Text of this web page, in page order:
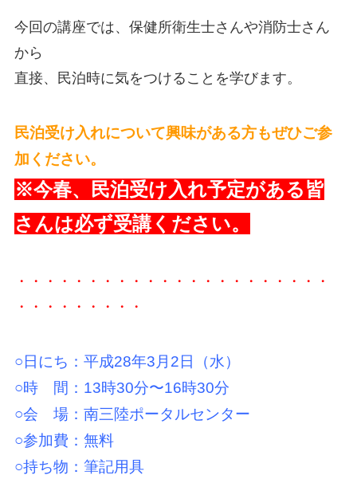
今回の講座では、保健所衛生士さんや消防士さん
から
直接、民泊時に気をつけることを学びます。
民泊受け入れについて興味がある方もぜひご参
加ください。
※今春、民泊受け入れ予定がある皆
さんは必ず受講ください。
・・・・・・・・・・・・・・・・・・・・・・
・・・・・・・・・
○日にち：平成28年3月2日（水）
○時 間：13時30分〜16時30分
○会 場：南三陸ポータルセンター
○参加費：無料
○持ち物：筆記用具